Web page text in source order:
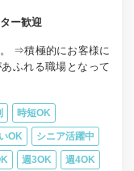
ー歓迎
⇒積極的にお客様に
ふれる職場となって
時短OK
OK シニア活躍中
週3OK 週4OK